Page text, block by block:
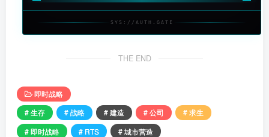
SYS://AUTH.GATE
THE END
即时战略
# 生存
# 战略 # 建造 # 公司
# 求生
# 即时战略
# RTS # 城市营造